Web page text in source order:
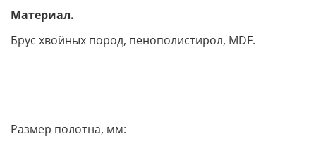
Материал.
Брус хвойных пород, пенополистирол, MDF.
Размер полотна, мм: